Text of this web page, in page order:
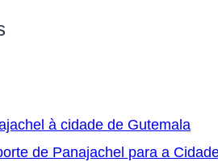
à cidade de Gutemala
de Panajachel para a